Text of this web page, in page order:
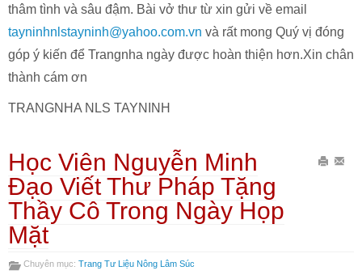
thâm tình và sâu đậm. Bài vở thư từ xin gửi về email
tayninhnlstayninh@yahoo.com.vn và rất mong Quý vị đóng
góp ý kiến để Trangnha ngày được hoàn thiện hơn.Xin chân
thành cám ơn
TRANGNHA NLS TAYNINH
Học Viên Nguyễn Minh
Đạo Viết Thư Pháp Tặng
Thầy Cô Trong Ngày Họp
Mặt
Chuyên mục: Trang Tư Liệu Nông Lâm Súc